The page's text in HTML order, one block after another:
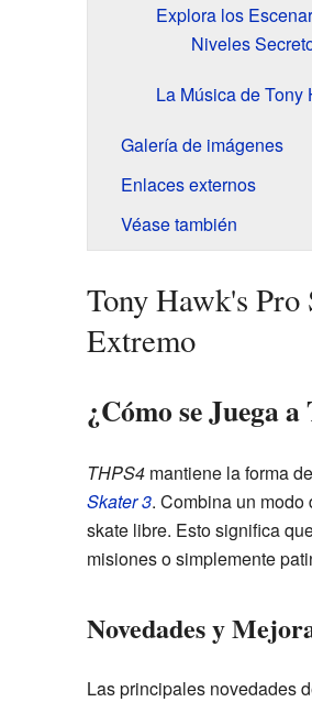
Explora los
Niveles
La Música de Tony
Galería de imágenes
Enlaces externos
Véase también
Tony Hawk's Pro
Extremo
¿Cómo se Juega
THPS4mantiene la forma
Skater 3. Combina un modo
skate libre. Esto significa
misiones o simplemente
Novedades y
Las principales novedades